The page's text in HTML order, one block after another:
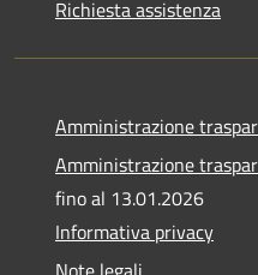
Richiesta assistenza
Amministrazione
Amministrazione
fino al 13.01.2026
Informativa privacy